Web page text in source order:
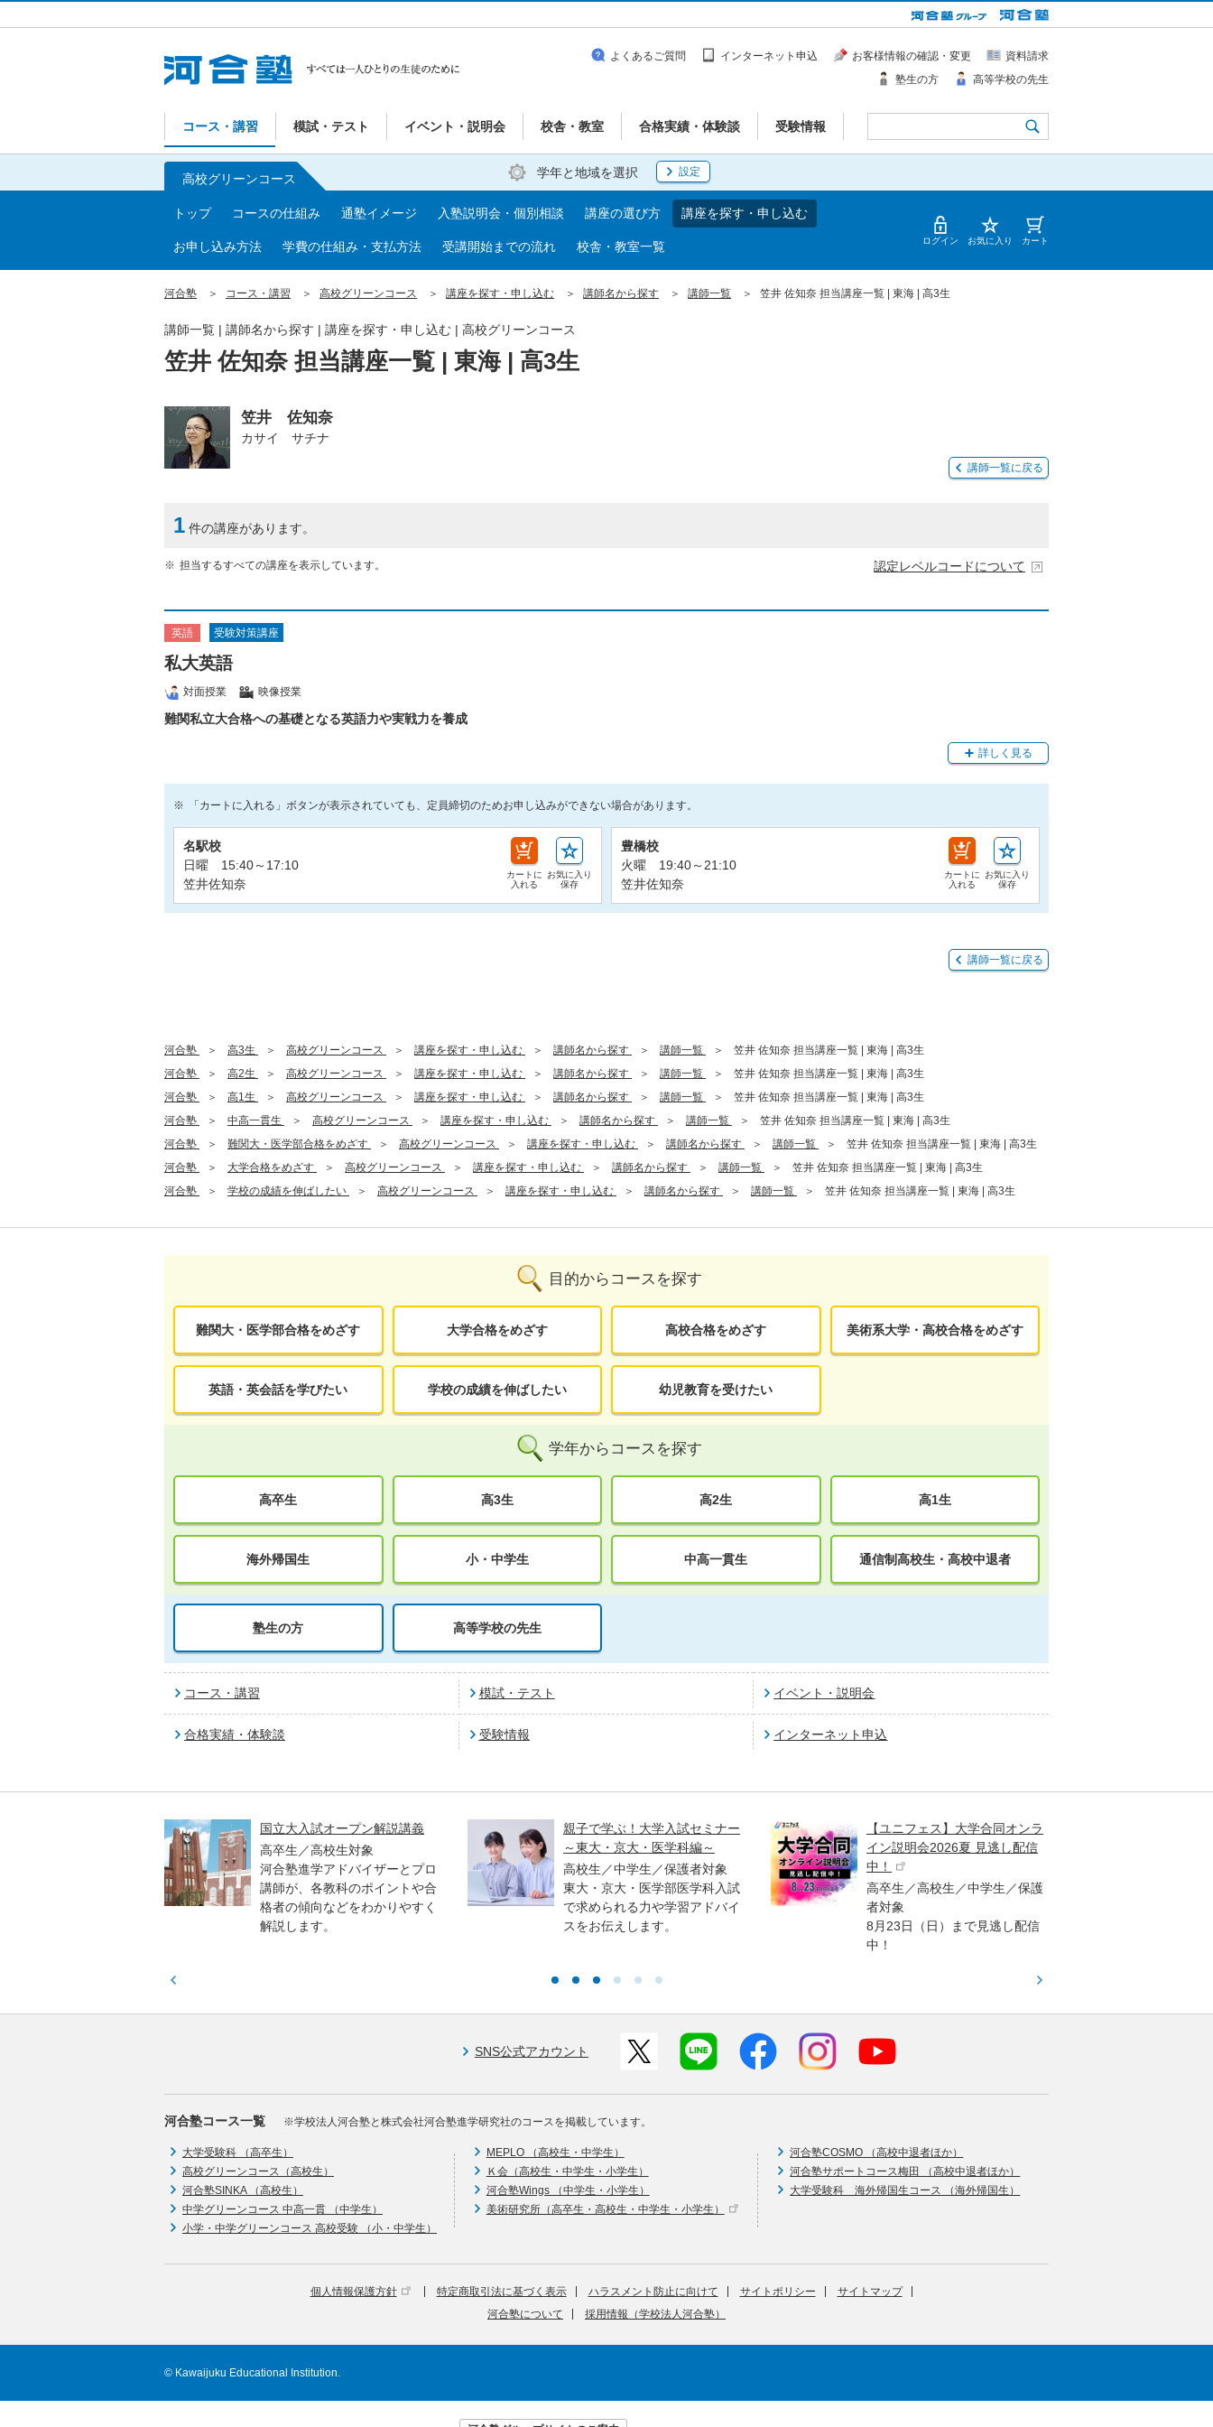
コース・講習 模試・テスト イベント・説明会 校舎・教室 合格実績・体験談 受験情報
よくあるご質問 インターネット申込 お客様情報の確認・変更
資料請求
塾生の方
高等学校の先生
学年と地域を選択 設定
高校グリーンコース
トップ コースの仕組み 通塾イメージ 入塾説明会・個別相談 講座の選び方 講座を探す・申し込む
お申し込み方法 学費の仕組み・支払方法 受講開始までの流れ 校舎・教室一覧 ログイン お気に入り カート
河合塾 コース・講習 高校グリーンコース 講座を探す・申し込む 講師名から探す 講師一覧 笠井 佐知奈 担当講座一覧 | 東海 | 高3生
笠井 佐知奈 担当講座一覧 | 東海 | 高3生
講師一覧 | 講師名から探す | 講座を探す・申し込む | 高校グリーンコース
笠井 佐知奈
カサイ サチナ
講師一覧に戻る
1 件の講座があります。
担当するすべての講座を表示しています。 認定レベルコードについて
英語 受験対策講座
私大英語
対面授業 映像授業
難関私立大合格への基礎となる英語力や実戦力を養成
詳しく見る
「カートに入れる」ボタンが表示されていても、定員締切のためお申し込みができない場合があります。
名駅校
日曜 15:40～17:10
笠井佐知奈
カートに
入れる
お気に入り
保存
豊橋校
火曜 19:40～21:10
笠井佐知奈
カートに
入れる
お気に入り
保存
講師一覧に戻る
河合塾 高3生 高校グリーンコース 講座を探す・申し込む 講師名から探す 講師一覧
笠井 佐知奈 担当講座一覧 | 東海 | 高3生
河合塾
高2生 高校グリーンコース 講座を探す・申し込む 講師名から探す 講師一覧
笠井 佐知奈 担当講座一覧 | 東海 | 高3生
河合塾
高1生 高校グリーンコース 講座を探す・申し込む 講師名から探す 講師一覧
笠井 佐知奈 担当講座一覧 | 東海 | 高3生
河合塾
中高一貫生 高校グリーンコース 講座を探す・申し込む 講師名から探す 講師一覧
笠井 佐知奈 担当講座一覧 | 東海 | 高3生
河合塾
難関大・医学部合格をめざす 高校グリーンコース 講座を探す・申し込む 講師名から探す 講師一覧
笠井 佐知奈 担当講座一覧 | 東海 | 高3生
河合塾
大学合格をめざす 高校グリーンコース 講座を探す・申し込む 講師名から探す 講師一覧
笠井 佐知奈 担当講座一覧 | 東海 | 高3生
河合塾
学校の成績を伸ばしたい 高校グリーンコース 講座を探す・申し込む 講師名から探す 講師一覧 笠井 佐知奈 担当講座一覧 | 東海 | 高3生
目的からコースを探す
難関大・医学部合格をめざす 大学合格をめざす 高校合格をめざす 美術系大学・高校合格をめざす
英語・英会話を学びたい 学校の成績を伸ばしたい 幼児教育を受けたい
学年からコースを探す
高卒生 高3生 高2生 高1生
海外帰国生 小・中学生 中高一貫生 通信制高校生・高校中退者
塾生の方 高等学校の先生
コース・講習 模試・テスト イベント・説明会
合格実績・体験談 受験情報 インターネット申込
国立大入試オープン解説講義
高卒生／高校生対象
河合塾進学アドバイザーとプロ
講師が、各教科のポイントや合
格者の傾向などをわかりやすく
解説します。
親子で学ぶ！大学入試セミナー
～東大・京大・医学科編～
高校生／中学生／保護者対象
東大・京大・医学部医学科入試
で求められる力や学習アドバイ
スをお伝えします。
【ユニフェス】大学合同オンラ
イン説明会2026夏 見逃し配信
中！
高卒生／高校生／中学生／保護
者対象
8月23日（日）まで見逃し配信
中！
SNS公式アカウント
河合塾コース一覧 ※学校法人河合塾と株式会社河合塾進学研究社のコースを掲載しています。
大学受験科 （高卒生）
高校グリーンコース（高校生）
河合塾SINKA （高校生）
中学グリーンコース 中高一貫 （中学生）
小学・中学グリーンコース 高校受験 （小・中学生）
MEPLO （高校生・中学生）
Ｋ会（高校生・中学生・小学生）
河合塾Wings （中学生・小学生）
美術研究所（高卒生・高校生・中学生・小学生）
河合塾COSMO （高校中退者ほか）
河合塾サポートコース梅田 （高校中退者ほか）
大学受験科 海外帰国生コース （海外帰国生）
個人情報保護方針 特定商取引法に基づく表示 ハラスメント防止に向けて サイトポリシー
サイトマップ
河合塾について
採用情報（学校法人河合塾）
© Kawaijuku Educational Institution.